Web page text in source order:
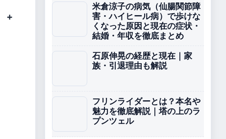
米倉涼子の病気（仙腸関節障
害・ハイヒール病）で歩けな
くなった原因と現在の症状・
結婚・年収を徹底まとめ
石原伸晃の経歴と現在｜家
族・引退理由も解説
フリンライダーとは？本名や
魅力を徹底解説｜塔の上のラ
プンツェル